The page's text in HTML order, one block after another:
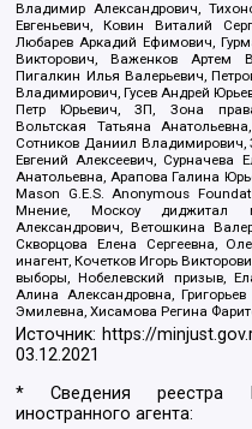
Владимир Александрович,
Евгеньевич, Ковин Виталий
Любарев Аркадий Ефимович,
Викторович, Важенков Артем
Пигалкин Илья Валерьевич,
Владимирович, Гусев Андрей
Петр Юрьевич, ЗП, Зона
Вольтская Татьяна
Сотников Даниил Владимирович,
Евгений Алексеевич, Сурначева
Анатольевна, Арапова Галина
Mason G.E.S. Anonymous
Мнение, Москоу диджитал
Александрович, Ветошкина
Скворцова Елена Сергеевна,
инагент, Кочетков Игорь
выборы, Нобелевский призыв,
Алина Александровна,
Эмилевна, Хисамова Регина
Источник:https://
03.12.2021
* Сведения реестра
иностранного агента: